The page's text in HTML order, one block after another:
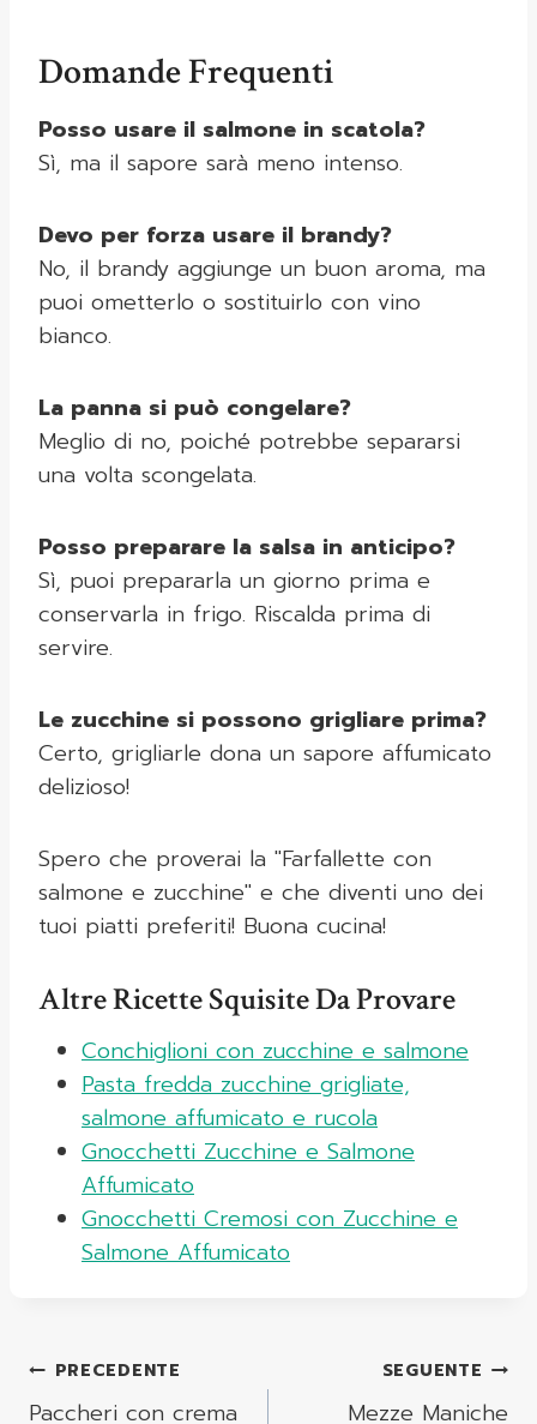
Domande Frequenti
Posso usare il salmone in scatola?
Sì, ma il sapore sarà meno intenso.
Devo per forza usare il brandy?
No, il brandy aggiunge un buon aroma, ma
puoi ometterlo o sostituirlo con vino
bianco.
La panna si può congelare?
Meglio di no, poiché potrebbe separarsi
una volta scongelata.
Posso preparare la salsa in anticipo?
Sì, puoi prepararla un giorno prima e
conservarla in frigo. Riscalda prima di
servire.
Le zucchine si possono grigliare prima?
Certo, grigliarle dona un sapore affumicato
delizioso!
Spero che proverai la "Farfallette con
salmone e zucchine" e che diventi uno dei
tuoi piatti preferiti! Buona cucina!
Altre Ricette Squisite Da Provare
Conchiglioni con zucchine e salmone
Pasta fredda zucchine grigliate,
salmone affumicato e rucola
Gnocchetti Zucchine e Salmone
Affumicato
Gnocchetti Cremosi con Zucchine e
Salmone Affumicato
Navigazione
PRECEDENTE
Paccheri con crema
SEGUENTE
Mezze Maniche